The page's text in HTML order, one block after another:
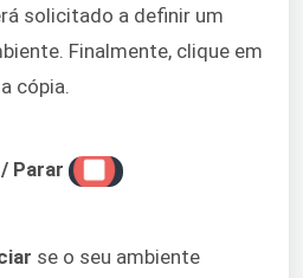
solicitado a definir um
Finalmente, clique em
cópia.
/ Parar
se o seu ambiente